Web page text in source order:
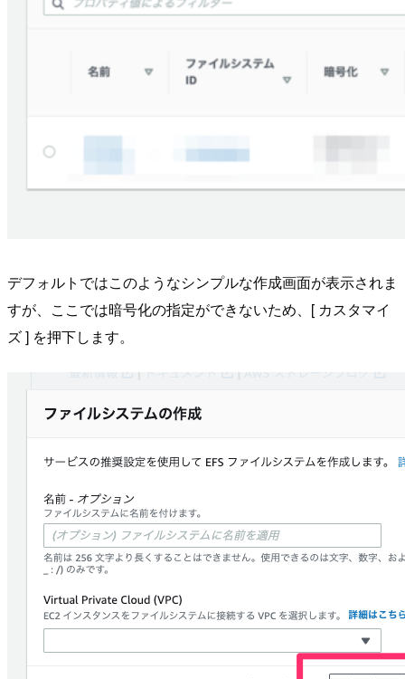
デフォルトではこのようなシンプルな作成画面が表示されま
すが、ここでは暗号化の指定ができないため、[ カスタマイ
ズ ] を押下します。